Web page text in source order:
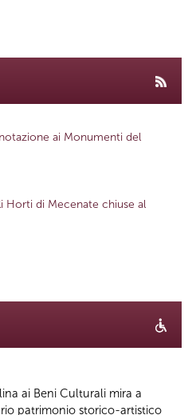
ai Monumenti del
Horti di Mecenate chiuse al
ai Beni Culturali mira a
patrimonio storico-artistico